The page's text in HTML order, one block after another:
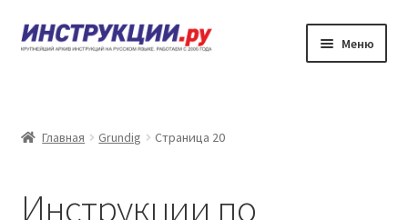
Перейти
к
Перейти
к
Меню
Каталог инструкций по эксплуатации
Главная Grundig Страница 20
Инструкции по